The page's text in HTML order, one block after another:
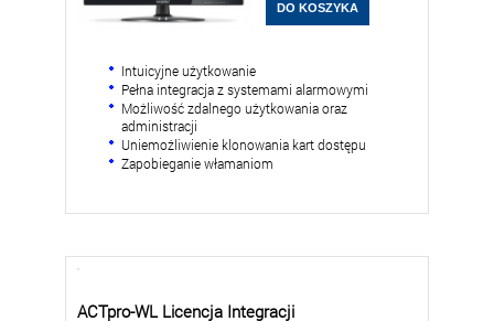
Intuicyjne użytkowanie
Pełna integracja z systemami alarmowymi
Możliwość zdalnego użytkowania oraz
administracji
Uniemożliwienie klonowania kart dostępu
Zapobieganie włamaniom
ACTpro-WL Licencja Integracji